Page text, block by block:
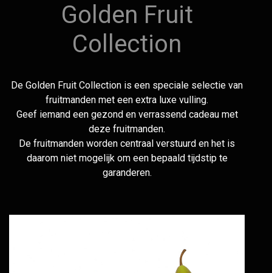
Golden Fruit
Collection
De Golden Fruit Collection is een speciale selectie van
fruitmanden met een extra luxe vulling.
Geef iemand een gezond en verrassend cadeau met
deze fruitmanden.
De fruitmanden worden centraal verstuurd en het is
daarom niet mogelijk om een bepaald tijdstip te
garanderen.